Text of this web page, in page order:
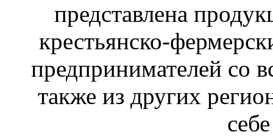
представлена
крестьянско-
предпринимателей со
также из других